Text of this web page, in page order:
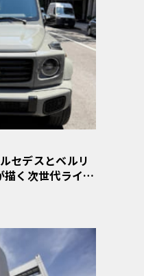
セデスとベルリ
く次世代ライフ